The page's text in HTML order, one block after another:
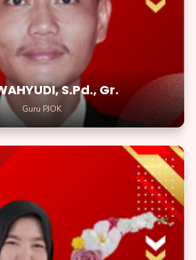
S.Pd., Gr.
Guru PJOK
dan ketekunanmu akan membuka jalan
menuju kesuksesan
WANTI, S.Pd.I., Gr.